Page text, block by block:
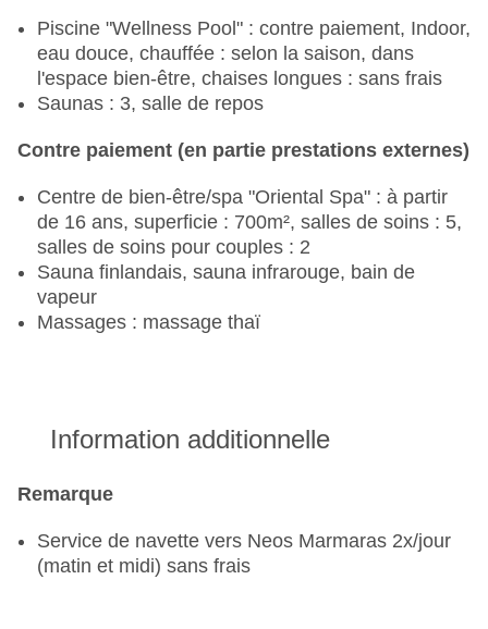
Piscine "Wellness Pool" : contre paiement, Indoor,
eau douce, chauffée : selon la saison, dans
l'espace bien-être, chaises longues : sans frais
Saunas : 3, salle de repos
Contre paiement (en partie prestations externes)
Centre de bien-être/spa "Oriental Spa" : à partir
de 16 ans, superficie : 700m², salles de soins : 5,
salles de soins pour couples : 2
Sauna finlandais, sauna infrarouge, bain de
vapeur
Massages : massage thaï
Information additionnelle
Remarque
Service de navette vers Neos Marmaras 2x/jour
(matin et midi) sans frais